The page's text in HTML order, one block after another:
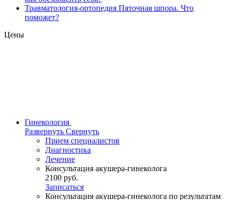
Травматология-ортопедия Пяточная шпора. Что
поможет?
Цены
Гинекология
Развернуть Свернуть
Прием специалистов
Диагностика
Лечение
Консультация акушера-гинеколога
2100 руб.
Записаться
Консультация акушера-гинеколога по результатам